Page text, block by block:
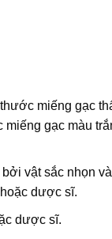
miếng gạc
gạc màu
vật sắc nhọn
dược sĩ.
dược sĩ.